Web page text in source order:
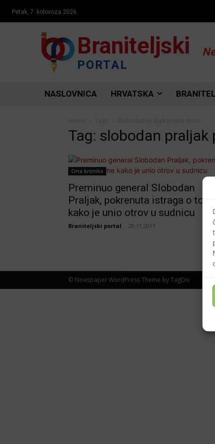
Petak, 7. kolovoza 2026.
Braniteljski
PORTAL
NASLOVNICA HRVATSKA
Tag: slobodan praljak
Crna kronika
Preminuo general Slobodan
Praljak, pokrenuta istraga o tome
kako je unio otrov u sudnicu
Braniteljski portal 29.11.2017
© Newspaper WordPress Theme by TagDiv